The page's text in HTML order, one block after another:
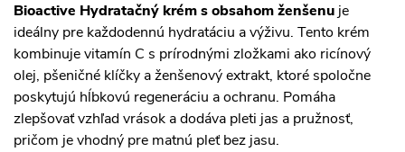
Bioactive Hydratačný krém s obsahom ženšenuje
ideálny pre každodennú hydratáciu a výživu. Tento krém
kombinuje vitamín C s prírodnými zložkami ako ricínový
olej, pšeničné klíčky a ženšenový extrakt, ktoré spoločne
poskytujú hĺbkovú regeneráciu a ochranu. Pomáha
zlepšovať vzhľad vrások a dodáva pleti jas a pružnosť,
pričom je vhodný pre matnú pleť bez jasu.